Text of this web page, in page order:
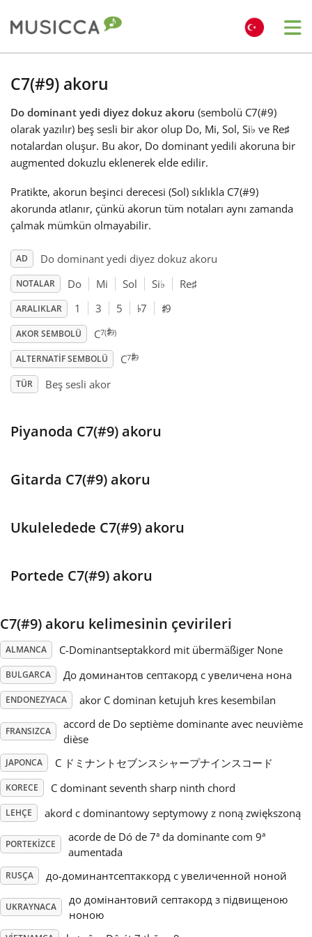
Български
Dansk
Deutsch
Español
Français
한국어
हिन्दी
Italiano
Русский
Svenska
Tiếng Việt
Türkçe
Українська
简体中文
繁體中文
C7(#9) akoru
Do dominant yedi diyez dokuz akoru (sembolü C7(#9)
olarak yazılır) beş sesli bir akor olup Do, Mi, Sol, Si♭ ve Re♯
notalardan oluşur. Bu akor, Do dominant yedili akoruna bir
augmented dokuzlu eklenerek elde edilir.
Pratikte, akorun beşinci derecesi (Sol) sıklıkla C7(#9)
akorunda atlanır, çünkü akorun tüm notaları aynı zamanda
çalmak mümkün olmayabilir.
AD Do dominant yedi diyez dokuz akoru
NOTALAR Do Mi Sol Si♭ Re♯
ARALIKLAR 1 3 5 ♭7 ♯9
AKOR SEMBOLÜ C7(♯9)
ALTERNATIF SEMBOLÜ C7♯9
TÜR Beş sesli akor
Piyanoda C7(#9) akoru
Gitarda C7(#9) akoru
Ukuleledede C7(#9) akoru
Portede C7(#9) akoru
C7(#9) akoru kelimesinin çevirileri
ALMANCA C-Dominantseptakkord mit übermäßiger None
BULGARCA До доминантов септакорд с увеличена нона
ENDONEZYACA akor C dominan ketujuh kres kesembilan
FRANSIZCA
accord de Do septième dominante avec neuvième
dièse
JAPONCA C ドミナントセブンスシャープナインスコード
KORECE C dominant seventh sharp ninth chord
LEHÇE akord c dominantowy septymowy z noną zwiększoną
PORTEKIZCE
acorde de Dó de 7ª da dominante com 9ª
aumentada
RUSÇA до-доминантсептаккорд с увеличенной ноной
UKRAYNACA
до домінантовий септакорд з підвищеною
ноною